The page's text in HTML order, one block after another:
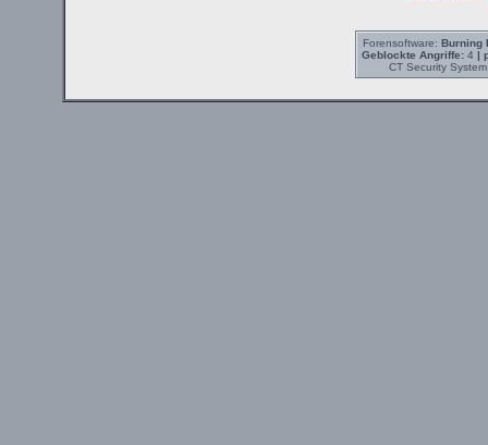
Forensoftware: Burning
Geblockte Angriffe: 4 |
CT Security